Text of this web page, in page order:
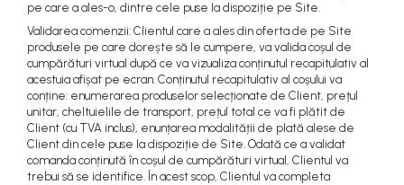
pe care a ales-o, dintre cele puse la dispoziție pe Site.
Validarea comenzii: Clientul care a ales din oferta de pe Site
produsele pe care dorește să le cumpere, va valida coșul de
cumpărături virtual după ce va vizualiza conținutul recapitulativ al
acestuia afișat pe ecran. Conținutul recapitulativ al coșului va
conține: enumerarea produselor selecționate de Client, prețul
unitar, cheltuielile de transport, prețul total ce va fi plătit de
Client (cu TVA inclus), enunțarea modalității de plată alese de
Client din cele puse la dispoziție de Site. Odată ce a validat
comanda conținută în coșul de cumpărături virtual, Clientul va
trebui să se identifice. În acest scop, Clientul va completa